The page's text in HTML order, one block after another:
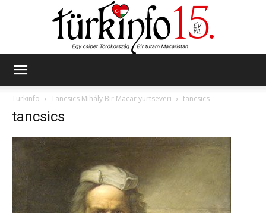
Türkinfo
Tancsics Mihály Bir Macar yurtseveri tancsics
tancsics